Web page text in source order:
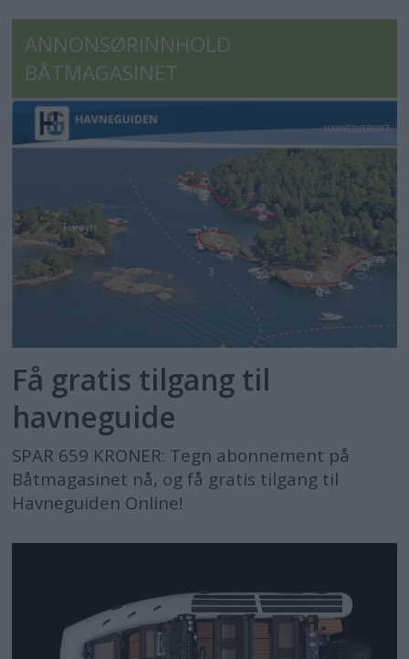
ANNONSØRINNHOLD
BÅTMAGASINET
Få gratis tilgang til
havneguide
SPAR 659 KRONER: Tegn abonnement på
Båtmagasinet nå, og få gratis tilgang til
Havneguiden Online!